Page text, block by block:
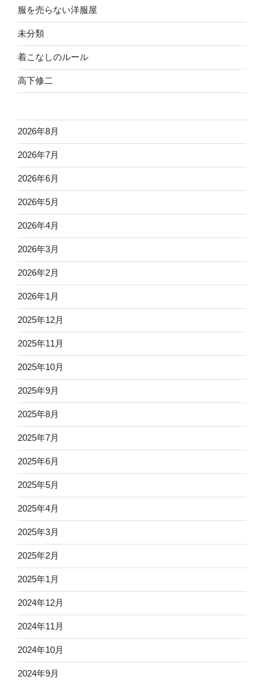
服を売らない洋服屋
未分類
着こなしのルール
高下修二
2026年8月
2026年7月
2026年6月
2026年5月
2026年4月
2026年3月
2026年2月
2026年1月
2025年12月
2025年11月
2025年10月
2025年9月
2025年8月
2025年7月
2025年6月
2025年5月
2025年4月
2025年3月
2025年2月
2025年1月
2024年12月
2024年11月
2024年10月
2024年9月